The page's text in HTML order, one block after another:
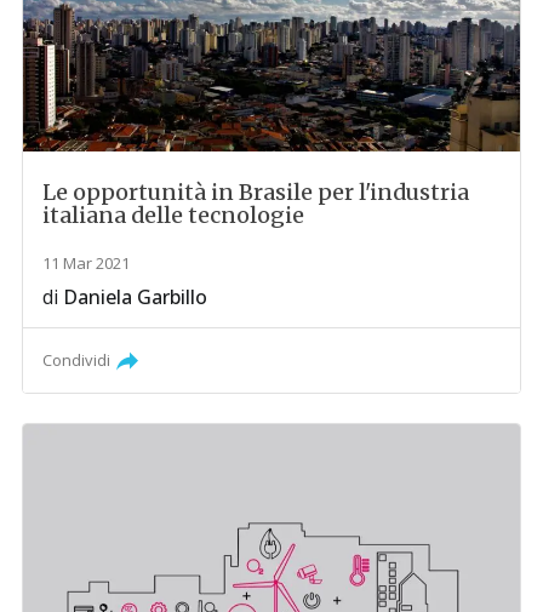
Le opportunità in Brasile per l'industria
italiana delle tecnologie
11 Mar 2021
di Daniela Garbillo
Condividi